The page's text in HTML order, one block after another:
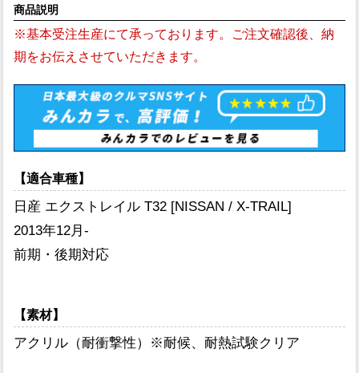
商品説明
※基本受注生産にて承っております。ご注文確認後、納
期をお伝えさせていただきます。
【適合車種】
日産 エクストレイル T32 [NISSAN / X-TRAIL]
2013年12月-
前期・後期対応
【素材】
アクリル（耐衝撃性）※耐候、耐熱試験クリア